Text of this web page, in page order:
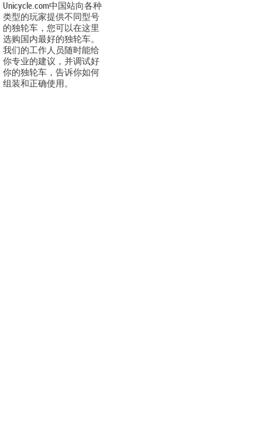
Unicycle.com中国站向各种
类型的玩家提供不同型号
的独轮车，您可以在这里
选购国内最好的独轮车。
我们的工作人员随时能给
你专业的建议，并调试好
你的独轮车，告诉你如何
组装和正确使用。